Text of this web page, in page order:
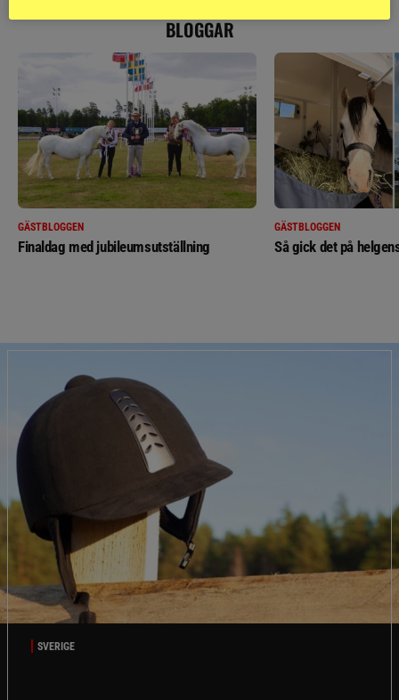
BLOGGAR
GÄSTBLOGGEN
Finaldag med jubileumsutställning
GÄSTBLOGGEN
Så gick det på
SVERIGE